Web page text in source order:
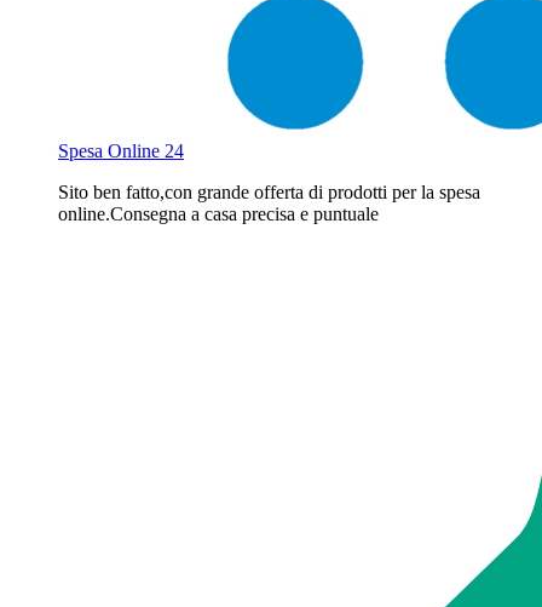
Spesa Online 24
Sito ben fatto,con grande offerta di prodotti per la spesa
online.Consegna a casa precisa e puntuale